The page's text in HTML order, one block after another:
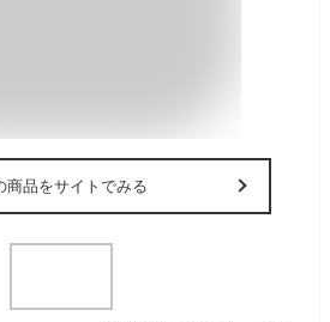
商品をサイトでみる